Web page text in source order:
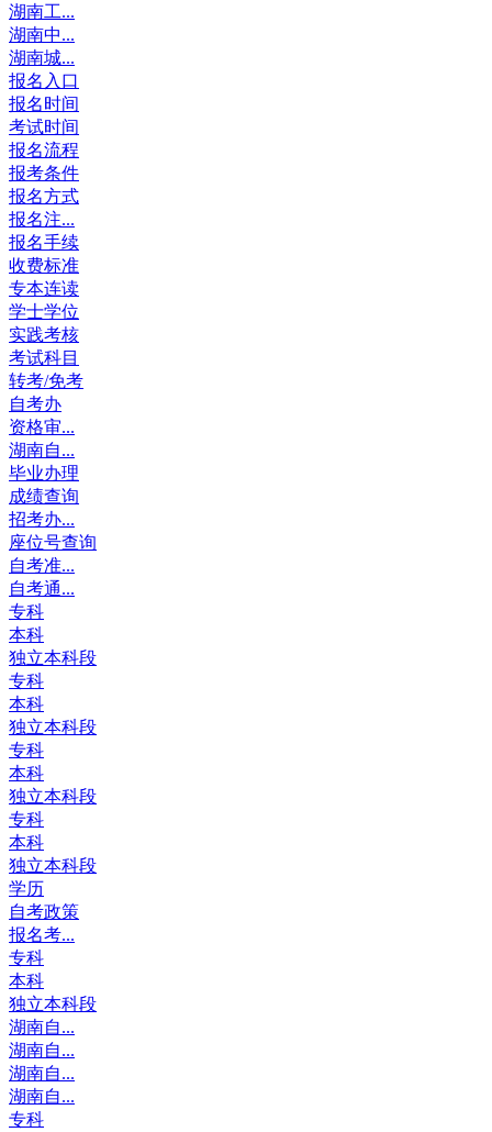
湖南工...
湖南中...
湖南城...
报名入口
报名时间
考试时间
报名流程
报考条件
报名方式
报名注...
报名手续
收费标准
专本连读
学士学位
实践考核
考试科目
转考/免考
自考办
资格审...
湖南自...
毕业办理
成绩查询
招考办...
座位号查询
自考准...
自考通...
专科
本科
独立本科段
专科
本科
独立本科段
专科
本科
独立本科段
专科
本科
独立本科段
学历
自考政策
报名考...
专科
本科
独立本科段
湖南自...
湖南自...
湖南自...
湖南自...
专科